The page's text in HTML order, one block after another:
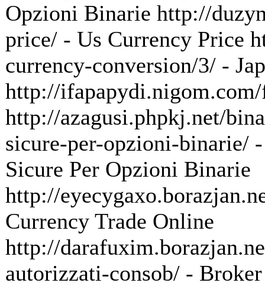
Opzioni Binarie http://
price/ - Us Currency Price
currency-conversion/3/ -
http://
http://azagusi.phpkj.net/
sicure-per-opzioni-binarie/
Sicure Per Opzioni Binarie
http://
Currency Trade Online
http://
autorizzati-consob/ -